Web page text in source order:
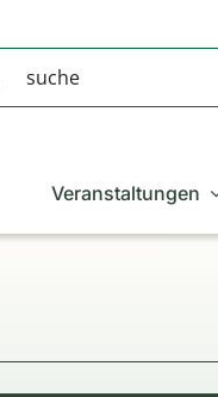
Veranstaltungen